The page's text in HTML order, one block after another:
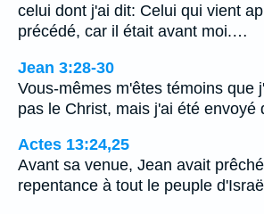
celui dont j'ai dit: Celui qui vient
précédé, car il était avant moi.…
Jean 3:28-30
Vous-mêmes m'êtes témoins que
pas le Christ, mais j'ai été
Actes 13:24,25
Avant sa venue, Jean avait
repentance à tout le peuple